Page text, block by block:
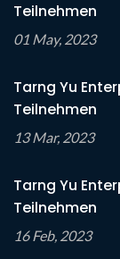
Teilnehmen
01 May, 2023
Tarng Yu
Teilnehmen
13 Mar, 2023
Tarng Yu
Teilnehmen
16 Feb, 2023